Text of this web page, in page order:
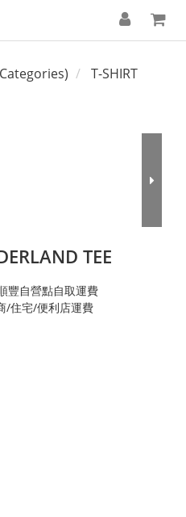
T-SHIRT
TEE
豐自營點自取運費
/住宅/便利店運費